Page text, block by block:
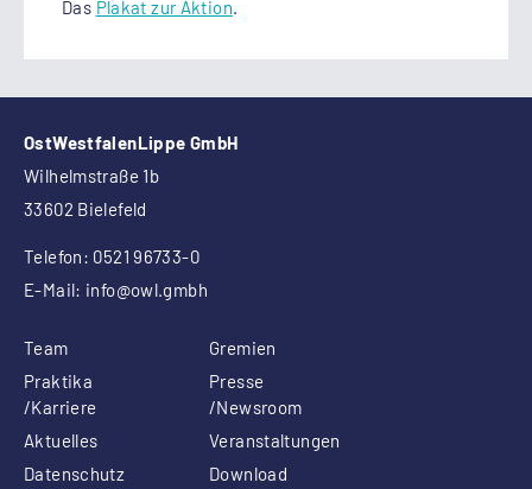
Das Plakat zur Aktion.
OstWestfalenLippe GmbH
Wilhelmstraße 1b
33602 Bielefeld
Telefon: 0521 96733-0
E-Mail: info@owl.gmbh
Team
Gremien
Praktika
/Karriere
Presse
/Newsroom
Aktuelles
Veranstaltungen
Datenschutz
Download